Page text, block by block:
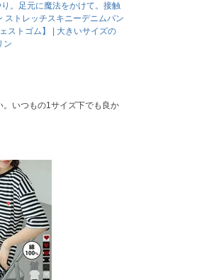
。足元に魔法をかけて。接触
ストレッチスキニーデニムパン
ストゴム】 | 大きいサイズの
ン
。いつもの1サイズ下でも良か